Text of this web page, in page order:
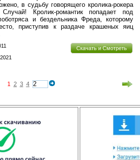
в судьбу говорящего кролика-рокера
Кролик-романтик попадает под
и бездельника Фреда, которому
приступив к раздаче крашеных яиц
Скачать и Смотреть
1 2 3 4